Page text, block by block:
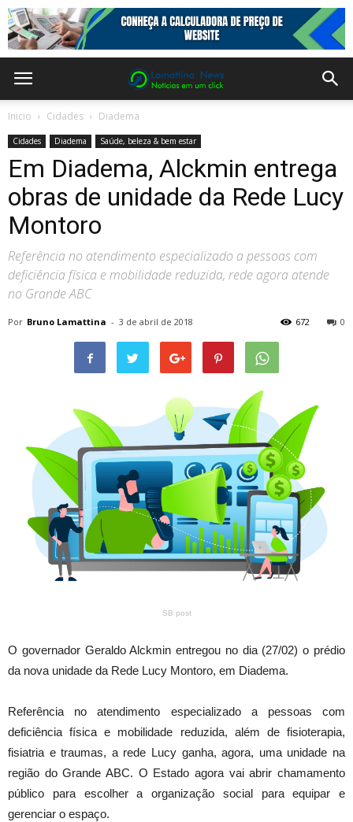
Inicio Cidades Diadema
Cidades Diadema Saúde, beleza & bem estar
Em Diadema, Alckmin entrega
obras de unidade da Rede Lucy
Montoro
Referência no atendimento especializado a pessoas com
deficiência física e mobilidade reduzida, rede agora atende
no Grande ABC
Por Bruno Lamattina - 3 de abril de 2018 0
672
SB post
O governador Geraldo Alckmin entregou no dia (27/02) o prédio
da nova unidade da Rede Lucy Montoro, em Diadema.
Referência no atendimento especializado a pessoas com
deficiência física e mobilidade reduzida, além de fisioterapia,
fisiatria e traumas, a rede Lucy ganha, agora, uma unidade na
região do Grande ABC. O Estado agora vai abrir chamamento
público para escolher a organização social para equipar e
gerenciar o espaço.